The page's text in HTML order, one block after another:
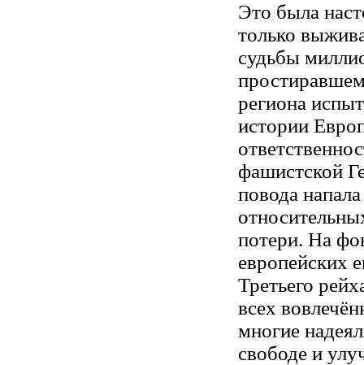
Это была
только
судьбы
региона
истории
фашистской
повода
потери. На
европейских
Третьего
всех
многие
свободе и